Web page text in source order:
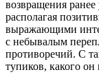
возвращения
располагая
выражающими
с небывалым
противоречий. С
тупиков, какого он